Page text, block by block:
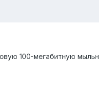
100-мегабитную